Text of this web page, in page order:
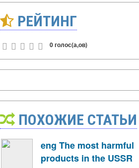
РЕЙТИНГ
0 голос(а,ов)
ПОХОЖИЕ СТАТЬИ
eng The most harmful
products in the USSR